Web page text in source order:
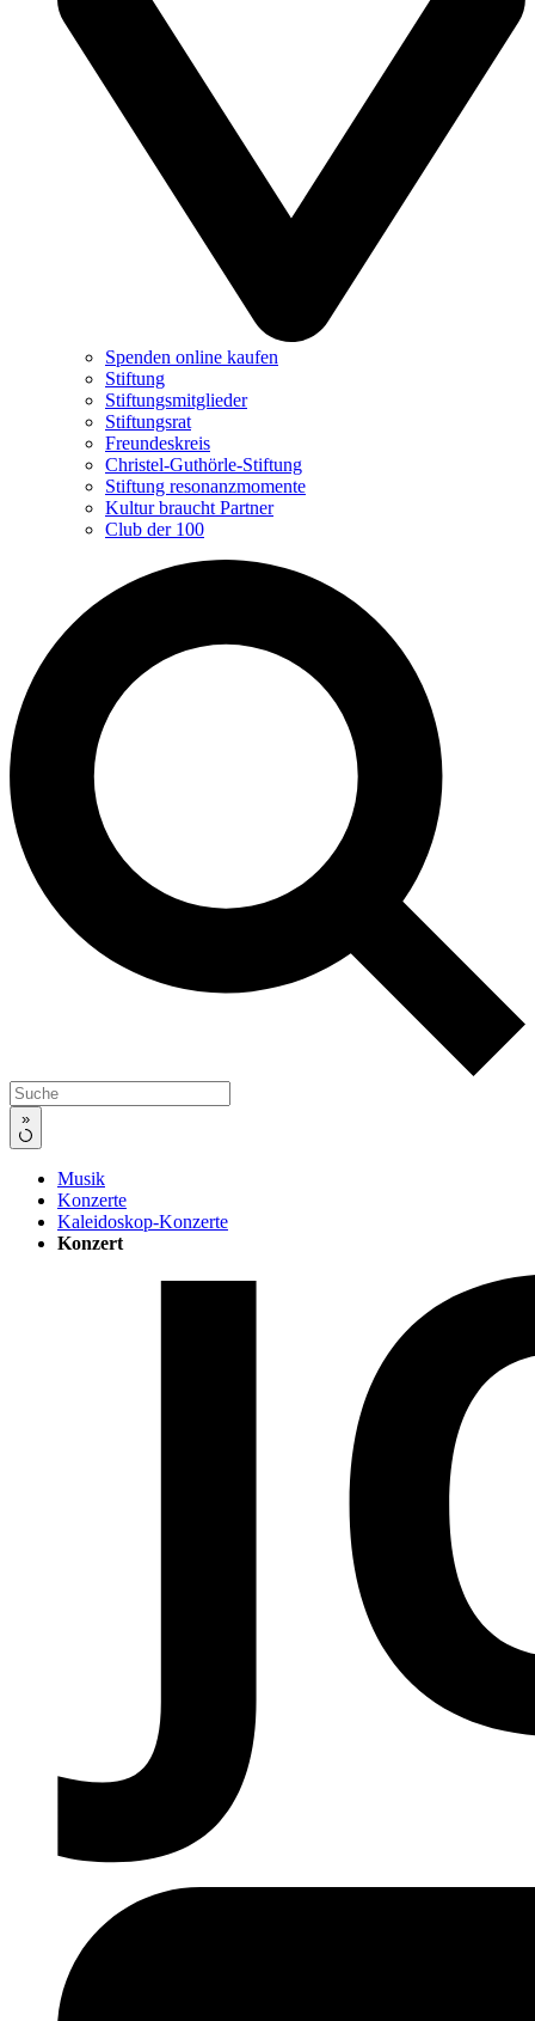
Spenden online kaufen
Stiftung
Stiftungsmitglieder
Stiftungsrat
Freundeskreis
Christel-Guthörle-Stiftung
Stiftung resonanzmomente
Kultur braucht Partner
Club der 100
»
Musik
Konzerte
Kaleidoskop-Konzerte
Konzert